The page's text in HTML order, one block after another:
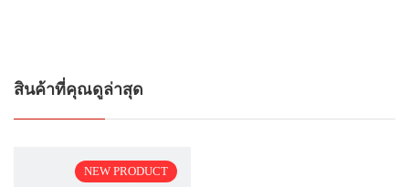
สินค้าที่คุณดูล่าสุด
NEW PRODUCT